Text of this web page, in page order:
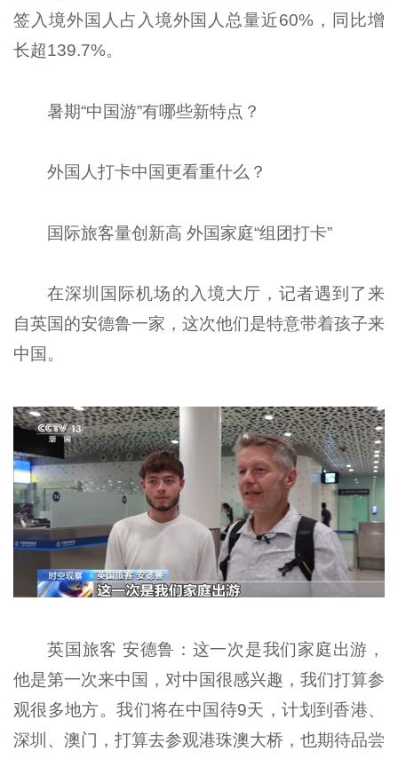
签入境外国人占入境外国人总量近60%，同比增
长超139.7%。
暑期“中国游”有哪些新特点？
外国人打卡中国更看重什么？
国际旅客量创新高 外国家庭“组团打卡”
在深圳国际机场的入境大厅，记者遇到了来
自英国的安德鲁一家，这次他们是特意带着孩子来
中国。
英国旅客 安德鲁：这一次是我们家庭出游，
他是第一次来中国，对中国很感兴趣，我们打算参
观很多地方。我们将在中国待9天，计划到香港、
深圳、澳门，打算去参观港珠澳大桥，也期待品尝